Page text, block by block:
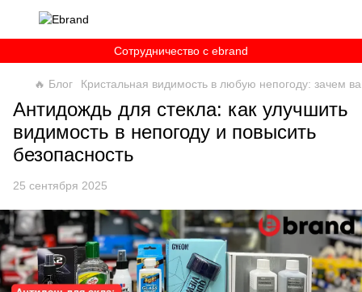
Сотрудничество c ebrand
🔥 Блог Кристальная видимость в любую непогоду: зачем
Антидождь для стекла: как улучшить
видимость в непогоду и повысить
безопасность
25 сентября 2025